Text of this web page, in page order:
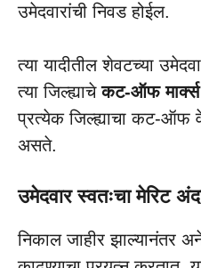
उमेदवारांची निवड होईल.
त्या यादीतील शेवटच्या
त्या जिल्ह्याचेकट-ऑफ मार्क्स
प्रत्येक जिल्ह्याचा कट-ऑफ
असते.
उमेदवार स्वतःचा मेरिट
निकाल जाहीर झाल्यानंतर